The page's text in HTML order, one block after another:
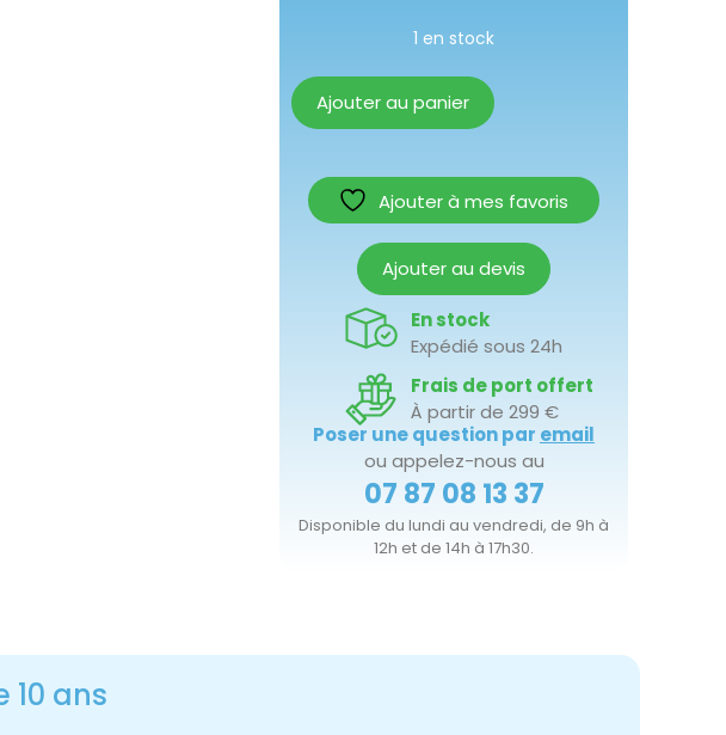
1 en stock
Ajouter au panier
Ajouter à mes favoris
Ajouter au devis
En stock
Expédié sous 24h
Frais de port offert
À partir de 299 €
Poser une question par email
ou appelez-nous au
07 87 08 13 37
Disponible du lundi au vendredi, de 9h à
12h et de 14h à 17h30.
10 ans